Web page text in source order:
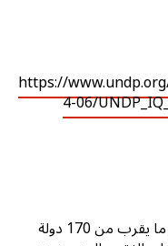
https://
4-06/
يعمل برنامج الأمم المتحدة الإنمائي في ما يقرب من 170 دولة